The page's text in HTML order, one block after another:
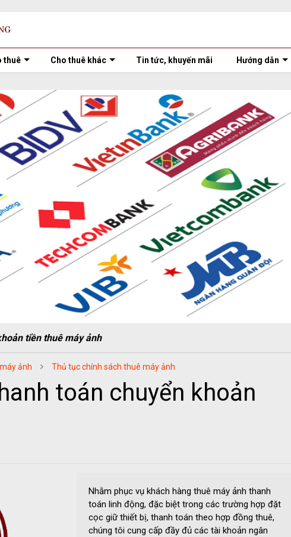
thuê Cho thuê khác Tin tức, khuyến mãi Hướng dẫn
tiền thuê máy ảnh
ảnh Thủ tục chính sách thuê máy ảnh
toán chuyển khoản
Nhằm phục vụ khách hàng thuê máy ảnh thanh
toán linh động, đặc biệt trong các trường hợp đặt
cọc giữ thiết bị, thanh toán theo hợp đồng thuê,
chúng tôi cung cấp đầy đủ các tài khoản ngân